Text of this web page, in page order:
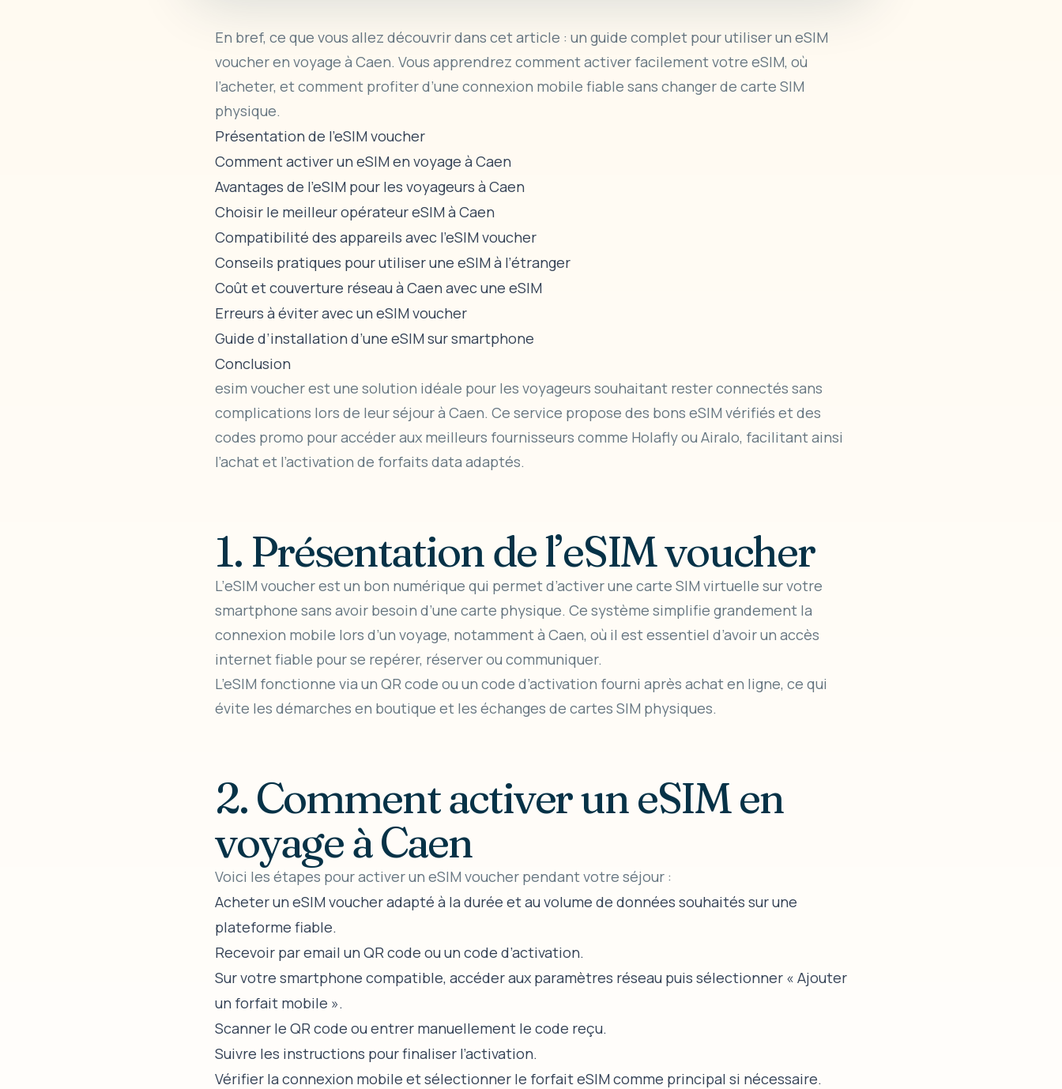
En bref, ce que vous allez découvrir dans cet article : un guide complet pour utiliser un eSIM
voucheren voyage à Caen. Vous apprendrez comment activer facilement votre eSIM, où
l’acheter, et comment profiter d’une connexion mobile fiable sans changer de carte SIM
physique.
Présentation de l’eSIM voucher
Comment activer un eSIM en voyage à Caen
Avantages de l’eSIM pour les voyageurs à Caen
Choisir le meilleur opérateur eSIM à Caen
Compatibilité des appareils avec l’eSIM voucher
Conseils pratiques pour utiliser une eSIM à l’étranger
Coût et couverture réseau à Caen avec une eSIM
Erreurs à éviter avec un eSIM voucher
Guide d’installation d’une eSIM sur smartphone
Conclusion
esim voucherest une solution idéale pour les voyageurs souhaitant rester connectés sans
complications lors de leur séjour à Caen. Ce service propose des bons eSIM vérifiés et des
codes promo pour accéder aux meilleurs fournisseurs comme Holafly ou Airalo, facilitant ainsi
l’achat et l’activation de forfaits data adaptés.
1. Présentation de l’eSIM voucher
L’eSIM voucherest un bon numérique qui permet d’activer une carte SIM virtuelle sur votre
smartphone sans avoir besoin d’une carte physique. Ce système simplifie grandement la
connexion mobile lors d’un voyage, notamment à Caen, où il est essentiel d’avoir un accès
internet fiable pour se repérer, réserver ou communiquer.
L’eSIM fonctionne via un QR code ou un code d’activation fourni après achat en ligne, ce qui
évite les démarches en boutique et les échanges de cartes SIM physiques.
2. Comment activer un eSIM en
voyage à Caen
Voici les étapes pour activer un eSIM voucher pendant votre séjour :
Acheter un eSIM voucher adapté à la durée et au volume de données souhaités sur une
plateforme fiable.
Recevoir par email un QR code ou un code d’activation.
Sur votre smartphone compatible, accéder aux paramètres réseau puis sélectionner « Ajouter
un forfait mobile ».
Scanner le QR code ou entrer manuellement le code reçu.
Suivre les instructions pour finaliser l’activation.
Vérifier la connexion mobile et sélectionner le forfait eSIM comme principal si nécessaire.